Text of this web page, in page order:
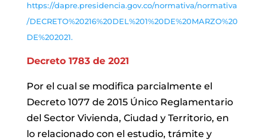
https://dapre.presidencia.gov.co/normativa/normativa
/DECRETO%20216%20DEL%201%20DE%20MARZO%20
DE%202021.
Decreto 1783 de 2021
Por el cual se modifica parcialmente el
Decreto 1077 de 2015 Único Reglamentario
del Sector Vivienda, Ciudad y Territorio, en
lo relacionado con el estudio, trámite y